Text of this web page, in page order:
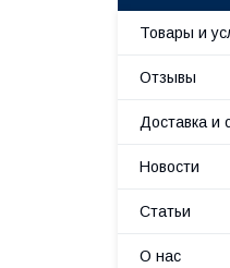
Товары и
Отзывы
Доставка и
Новости
Статьи
О нас